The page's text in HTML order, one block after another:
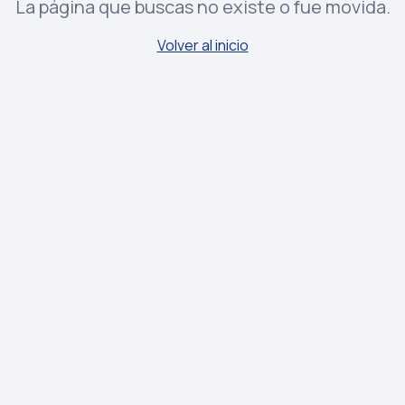
La página que buscas no existe o fue movida.
Volver al inicio